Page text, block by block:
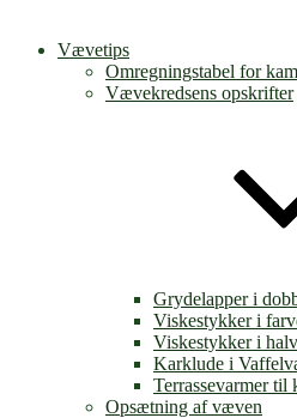
Vævetips
Omregningstabel for
Vævekredsens opskrifter
Grydelapper i
Viskestykker i
Viskestykker i
Karklude i
Terrassevarmer til
Opsætning af væven